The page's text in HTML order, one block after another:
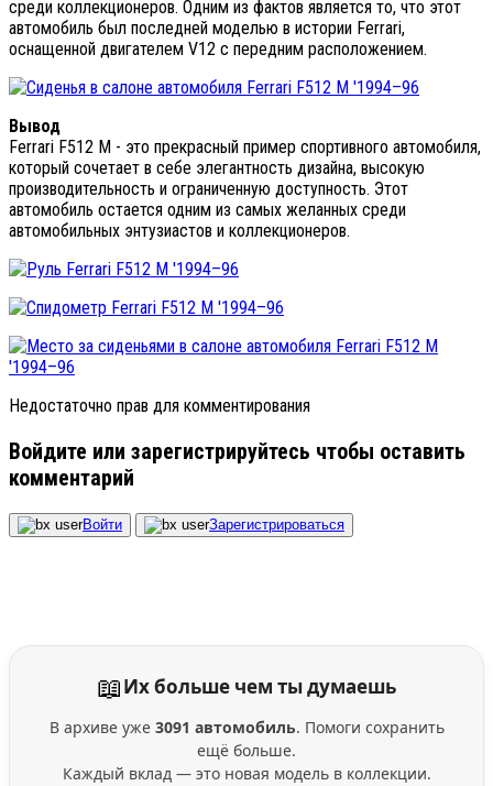
среди коллекционеров. Одним из фактов является то, что этот
автомобиль был последней моделью в истории Ferrari,
оснащенной двигателем V12 с передним расположением.
Вывод
Ferrari F512 M - это прекрасный пример спортивного автомобиля,
который сочетает в себе элегантность дизайна, высокую
производительность и ограниченную доступность. Этот
автомобиль остается одним из самых желанных среди
автомобильных энтузиастов и коллекционеров.
Недостаточно прав для комментирования
Войдите или зарегистрируйтесь чтобы оставить
комментарий
Войти Зарегистрироваться
📖Их больше чем ты думаешь
В архиве уже 3091 автомобиль. Помоги сохранить
ещё больше.
Каждый вклад — это новая модель в коллекции.